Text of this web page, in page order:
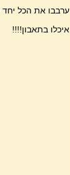
ערבבו את הכל
איכלו בתאבון!!!!